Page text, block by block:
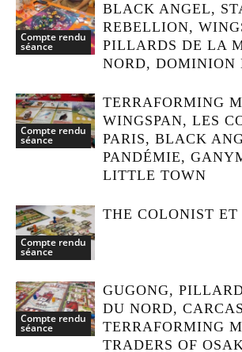
Compte rendu
séance
BLACK ANGEL,
REBELLION,
PILLARDS DE LA
NORD, DOMINION
Compte rendu
séance
TERRAFORMING
WINGSPAN, LES
PARIS, BLACK
PANDÉMIE,
LITTLE TOWN
Compte rendu
séance
THE COLONIST ET
Compte rendu
séance
GUGONG,
DU NORD,
TERRAFORMING
TRADERS OF